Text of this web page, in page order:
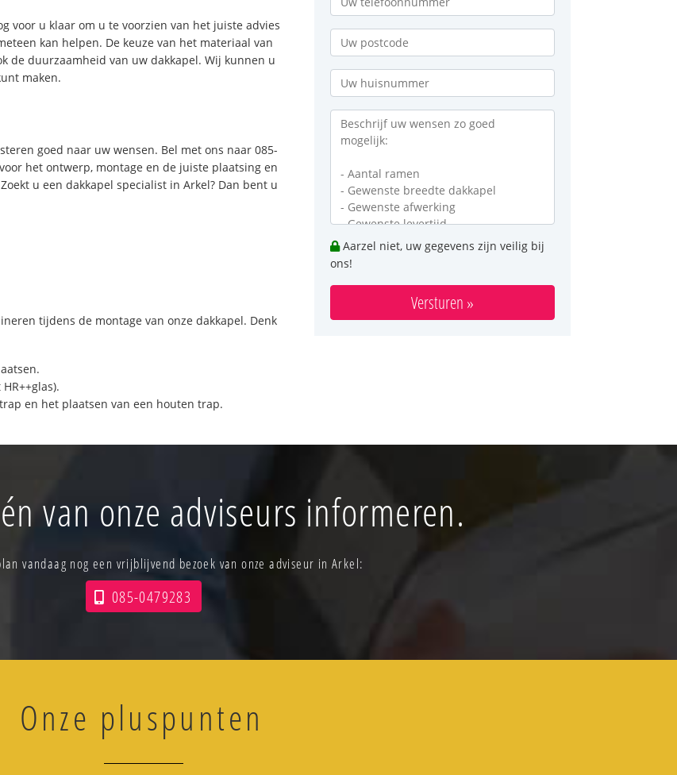
voor u klaar om u te voorzien van het juiste advies
kan helpen. De keuze van het materiaal van
de duurzaamheid van uw dakkapel. Wij kunnen u
maken.
goed naar uw wensen. Bel met ons naar 085-
het ontwerp, montage en de juiste plaatsing en
u een dakkapel specialist in Arkel? Dan bent u
tijdens de montage van onze dakkapel. Denk
en het plaatsen van een houten trap.
Aarzel niet, uw gegevens zijn veilig bij
ons!
Versturen »
van onze adviseurs informeren.
vandaag nog een vrijblijvend bezoek van onze adviseur in Arkel:
085-0479283
Onze pluspunten